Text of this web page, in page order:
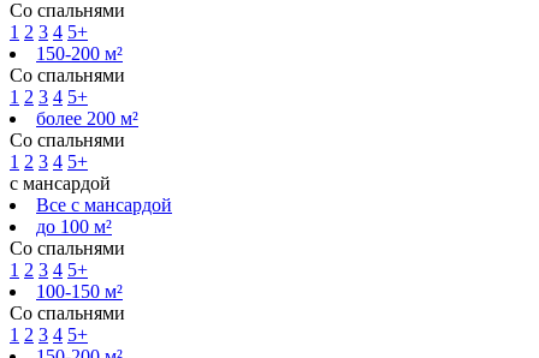
Со спальнями
1 2 3 4 5+
150-200 м²
Со спальнями
1 2 3 4 5+
более 200 м²
Со спальнями
1 2 3 4 5+
с мансардой
Все с мансардой
до 100 м²
Со спальнями
1 2 3 4 5+
100-150 м²
Со спальнями
1 2 3 4 5+